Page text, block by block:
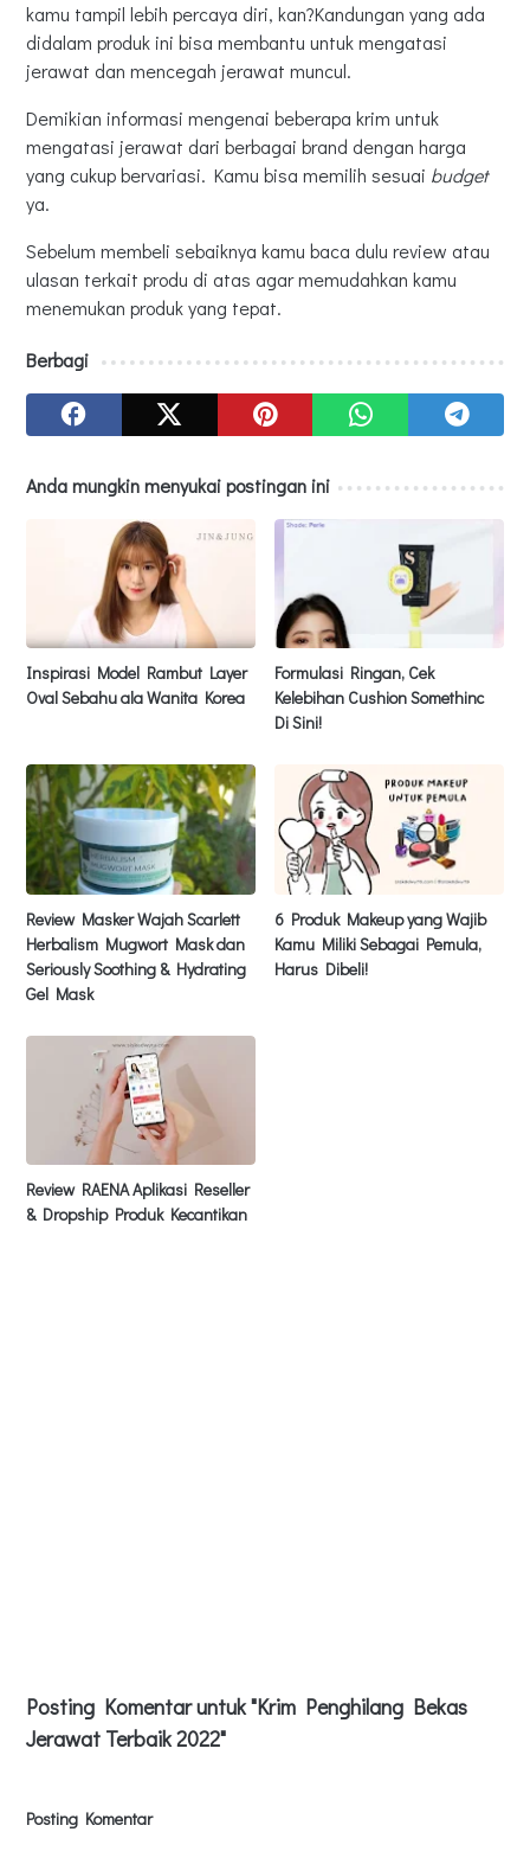
kamu tampil lebih percaya diri, kan?Kandungan yang ada
didalam produk ini bisa membantu untuk mengatasi
jerawat dan mencegah jerawat muncul.
Demikian informasi mengenai beberapa krim untuk
mengatasi jerawat dari berbagai brand dengan harga
yang cukup bervariasi. Kamu bisa memilih sesuai budget
ya.
Sebelum membeli sebaiknya kamu baca dulu review atau
ulasan terkait produ di atas agar memudahkan kamu
menemukan produk yang tepat.
Berbagi
Anda mungkin menyukai postingan ini
Inspirasi Model Rambut Layer
Oval Sebahu ala Wanita Korea
Formulasi Ringan, Cek
Kelebihan Cushion Somethinc
Di Sini!
Review Masker Wajah Scarlett
Herbalism Mugwort Mask dan
Seriously Soothing & Hydrating
Gel Mask
6 Produk Makeup yang Wajib
Kamu Miliki Sebagai Pemula,
Harus Dibeli!
Review RAENA Aplikasi Reseller
& Dropship Produk Kecantikan
Posting Komentar untuk "Krim Penghilang Bekas
Jerawat Terbaik 2022"
Posting Komentar